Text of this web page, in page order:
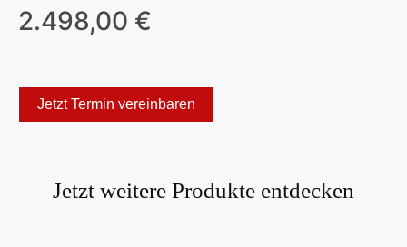
2.498,00 €
Jetzt Termin vereinbaren
Jetzt weitere Produkte entdecken